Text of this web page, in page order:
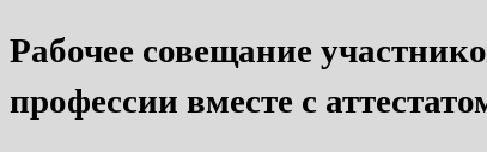
Рабочее совещание
профессии вместе с